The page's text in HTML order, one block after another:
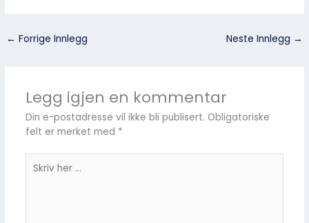
← Forrige Innlegg Neste Innlegg →
Legg igjen en kommentar
Din e-postadresse vil ikke bli publisert. Obligatoriske
felt er merket med *
her